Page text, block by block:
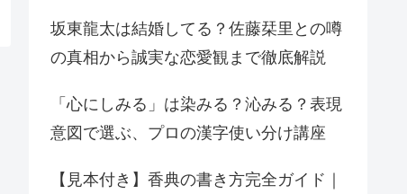
坂東龍太は結婚してる？佐藤栞里との噂
の真相から誠実な恋愛観まで徹底解説
「心にしみる」は染みる？沁みる？表現
意図で選ぶ、プロの漢字使い分け講座
【見本付き】香典の書き方完全ガイド｜